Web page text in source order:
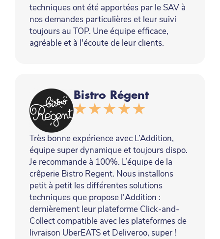
techniques ont été apportées par le SAV à
nos demandes particulières et leur suivi
toujours au TOP. Une équipe efficace,
agréable et à l'écoute de leur clients.
Bistro Régent
Très bonne expérience avec L’Addition,
équipe super dynamique et toujours dispo.
Je recommande à 100%. L’équipe de la
crêperie Bistro Regent. Nous installons
petit à petit les différentes solutions
techniques que propose l'Addition :
dernièrement leur plateforme Click-and-
Collect compatible avec les plateformes de
livraison UberEATS et Deliveroo, super !